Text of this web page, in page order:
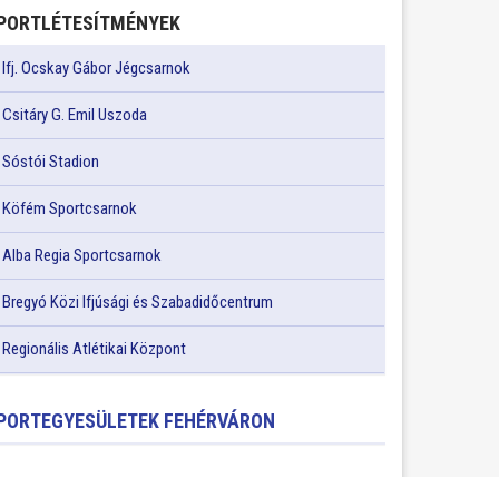
Ifj. Ocskay Gábor Jégcsarnok
Csitáry G. Emil Uszoda
Sóstói Stadion
Köfém Sportcsarnok
Alba Regia Sportcsarnok
Bregyó Közi Ifjúsági és Szabadidőcentrum
Regionális Atlétikai Központ
FEHÉRVÁRON